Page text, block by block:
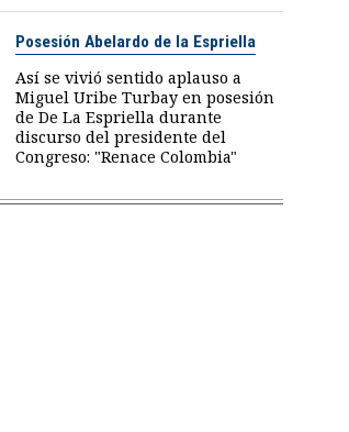
Posesión Abelardo de la Espriella
Así se vivió sentido aplauso a
Miguel Uribe Turbay en posesión
de De La Espriella durante
discurso del presidente del
Congreso: "Renace Colombia"